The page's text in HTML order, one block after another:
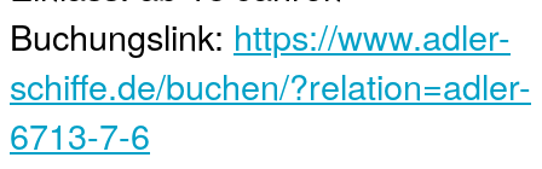
Buchungslink: https://www.adler-
schiffe.de/buchen/?relation=adler-
6713-7-6